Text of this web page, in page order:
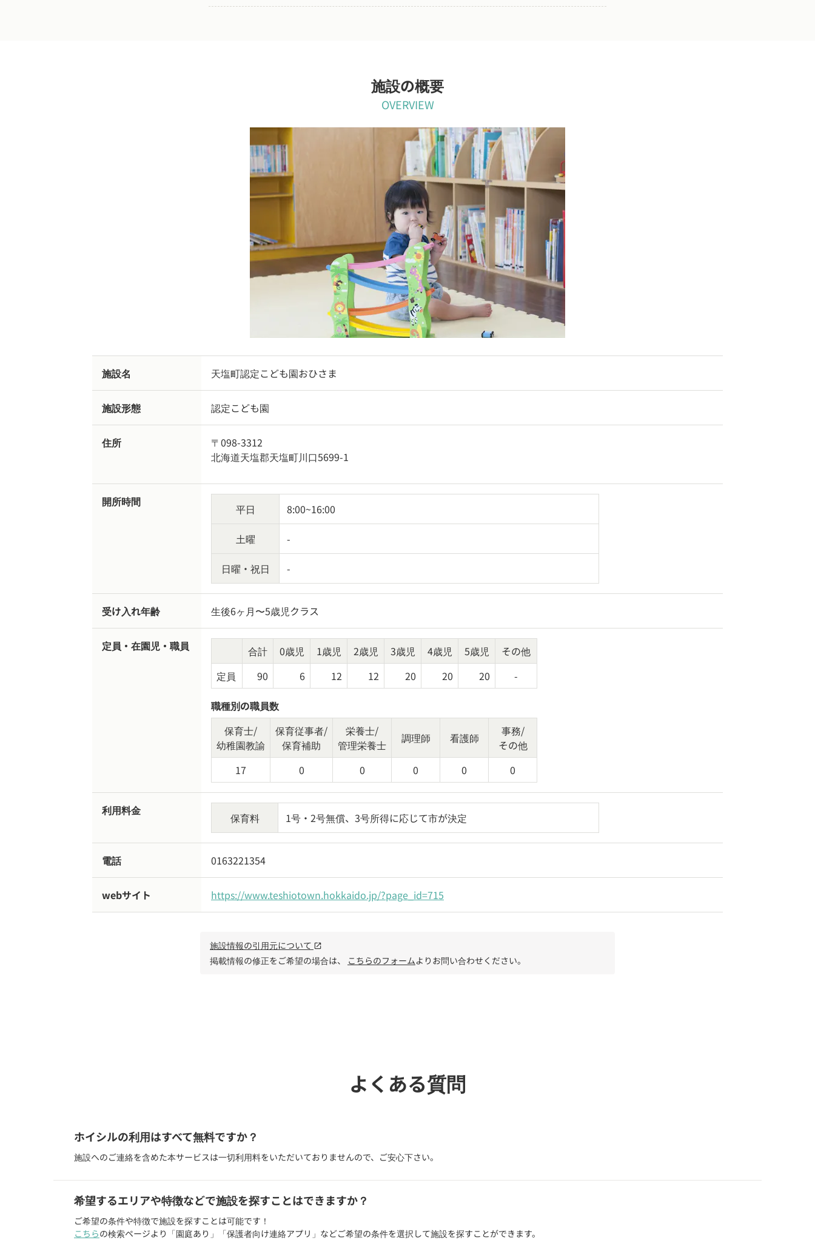
施設の概要
OVERVIEW
施設名 天塩町認定こども園おひさま
施設形態 認定こども園
住所
〒098-3312
北海道天塩郡天塩町川口5699-1
開所時間
平日 8:00~16:00
土曜 -
日曜・祝日 -
受け入れ年齢 生後6ヶ月〜5歳児クラス
定員・在園児・職員 合計 0歳児 1歳児 2歳児 3歳児 4歳児 5歳児
その他
定員
90 6 12 12 20 20 20 -
職種別の職員数
保育士/
幼稚園教諭
保育従事者/
保育補助
栄養士/
管理栄養士
調理師 看護師
事務/
その他
17
0 0 0 0 0
利用料金
保育料 1号・2号無償、3号所得に応じて市が決定
電話 0163221354
webサイト https://www.teshiotown.hokkaido.jp/?page_id=715
施設情報の引用元について open_in_new
掲載情報の修正をご希望の場合は、 こちらのフォームよりお問い合わせください。
よくある質問
ホイシルの利用はすべて無料ですか？
施設へのご連絡を含めた本サービスは一切利用料をいただいておりませんので、ご安心下さい。
希望するエリアや特徴などで施設を探すことはできますか？
ご希望の条件や特徴で施設を探すことは可能です！
こちらの検索ページより「園庭あり」「保護者向け連絡アプリ」などご希望の条件を選択して施設を探すことができます。